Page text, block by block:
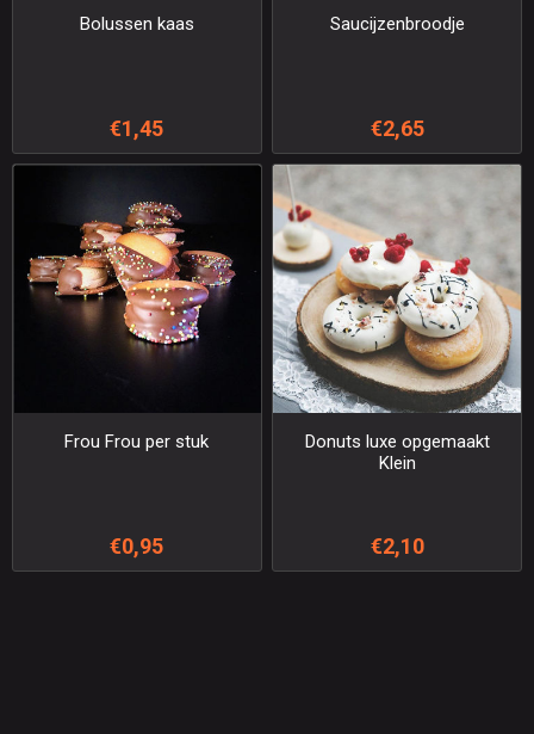
Bolussen kaas
€1,45
Saucijzenbroodje
€2,65
Frou Frou per stuk
€0,95
Donuts luxe opgemaakt
Klein
€2,10